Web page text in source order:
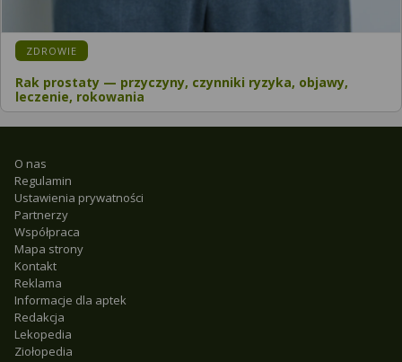
ZDROWIE
Rak prostaty — przyczyny, czynniki ryzyka, objawy,
leczenie, rokowania
O nas
Regulamin
Ustawienia prywatności
Partnerzy
Współpraca
Mapa strony
Kontakt
Reklama
Informacje dla aptek
Redakcja
Lekopedia
Ziołopedia